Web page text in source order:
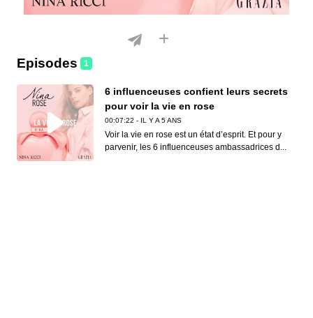
Episodes 1
6 influenceuses confient leurs secrets
pour voir la vie en rose
00:07:22 - IL Y A 5 ANS
Voir la vie en rose est un état d’esprit. Et pour y
parvenir, les 6 influenceuses ambassadrices d...